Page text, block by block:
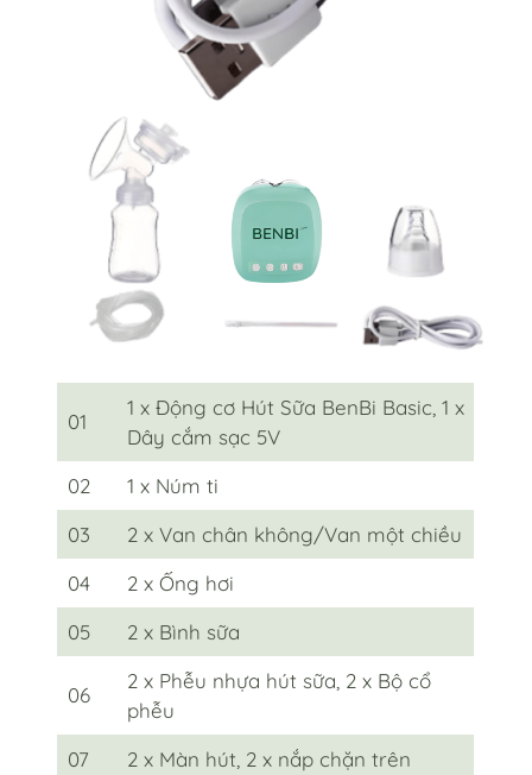
01
1 x Động cơ Hút Sữa BenBi Basic, 1 x
Dây cắm sạc 5V
02
1 x Núm ti
03
2 x Van chân không/Van một chiều
04
2 x Ống hơi
05
2 x Bình sữa
06
2 x Phễu nhựa hút sữa, 2 x Bộ cổ
phễu
07
2 x Màn hút, 2 x nắp chặn trên